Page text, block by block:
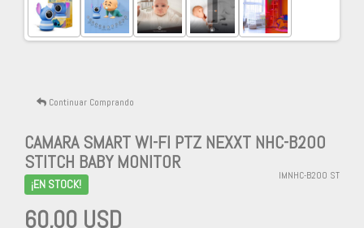
Continuar Comprando
CAMARA SMART WI-FI PTZ NEXXT NHC-B200
STITCH BABY MONITOR
¡EN STOCK!
IMNHC-B200 ST
60,00 USD